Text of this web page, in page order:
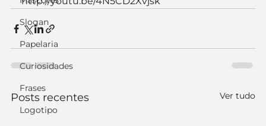
Slogan
Papelaria
Curiosidades
Frases
Logotipo
Posts recentes Ver tudo